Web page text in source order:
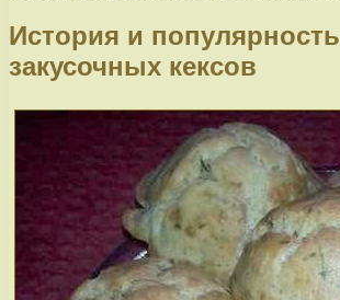
История и популярность
закусочных кексов